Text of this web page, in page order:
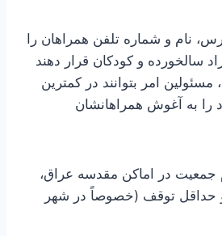
نام و شماره تلفن همراهان را
سالخورده و کودکان قرار دهند
امر بتوانند در کمترین
را به آغوش همراهانشان
جمعیت در اماکن مقدسه عراق،
حداقل توقف (خصوصاً در شهر